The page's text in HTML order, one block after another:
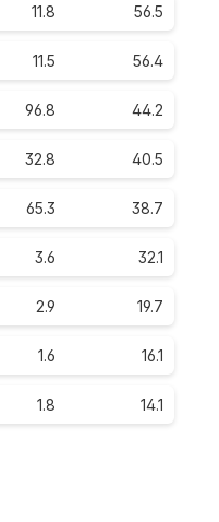
11.8 56.5
11.5 56.4
96.8 44.2
32.8 40.5
65.3 38.7
3.6 32.1
2.9 19.7
1.6 16.1
1.8 14.1